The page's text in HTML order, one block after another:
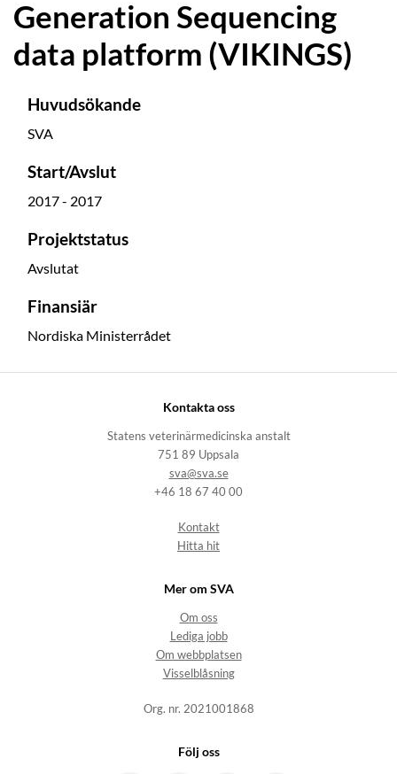
Generation Sequencing
data platform (VIKINGS)
Huvudsökande
SVA
Start/Avslut
2017 - 2017
Projektstatus
Avslutat
Finansiär
Nordiska Ministerrådet
Kontakta oss
Statens veterinärmedicinska anstalt
751 89 Uppsala
sva@sva.se
+46 18 67 40 00
Kontakt
Hitta hit
Mer om SVA
Om oss
Lediga jobb
Om webbplatsen
Visselblåsning
Org. nr. 2021001868
Följ oss